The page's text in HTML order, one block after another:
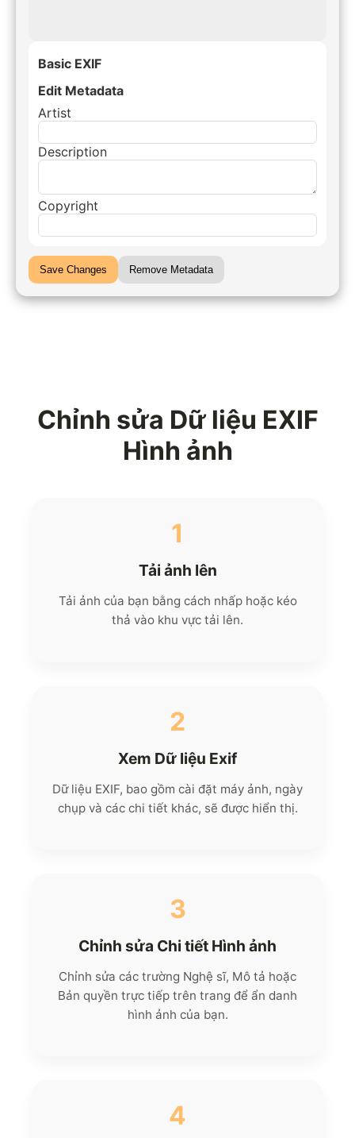
Basic EXIF
Edit Metadata
Artist
Description
Copyright
Save Changes Remove Metadata
Chỉnh sửa Dữ liệu EXIF
Hình ảnh
1
Tải ảnh lên
Tải ảnh của bạn bằng cách nhấp hoặc kéo
thả vào khu vực tải lên.
2
Xem Dữ liệu Exif
Dữ liệu EXIF, bao gồm cài đặt máy ảnh, ngày
chụp và các chi tiết khác, sẽ được hiển thị.
3
Chỉnh sửa Chi tiết Hình ảnh
Chỉnh sửa các trường Nghệ sĩ, Mô tả hoặc
Bản quyền trực tiếp trên trang để ẩn danh
hình ảnh của bạn.
4